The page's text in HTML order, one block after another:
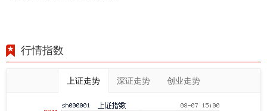
行情指数
上证走势 深证走势 创业走势